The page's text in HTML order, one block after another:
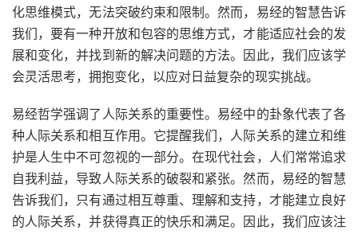
化思维模式，无法突破约束和限制。然而，易经的智慧告诉
我们，要有一种开放和包容的思维方式，才能适应社会的发
展和变化，并找到新的解决问题的方法。因此，我们应该学
会灵活思考，拥抱变化，以应对日益复杂的现实挑战。
易经哲学强调了人际关系的重要性。易经中的卦象代表了各
种人际关系和相互作用。它提醒我们，人际关系的建立和维
护是人生中不可忽视的一部分。在现代社会，人们常常追求
自我利益，导致人际关系的破裂和紧张。然而，易经的智慧
告诉我们，只有通过相互尊重、理解和支持，才能建立良好
的人际关系，并获得真正的快乐和满足。因此，我们应该注